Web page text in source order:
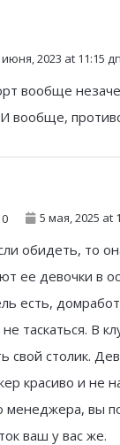
июня, 2023 at 11:15 дп
вообще
вообще,
0 5 мая, 2025 at
обидеть, то
ее девочки в
есть,
таскаться. В
свой столик.
красиво и не
менеджера, вы
ваш у вас же.